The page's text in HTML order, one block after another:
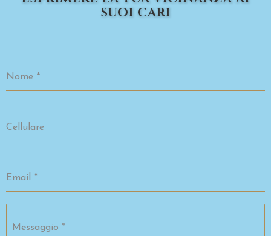
suoi cari
Nome *
Cellulare
Email *
Messaggio *